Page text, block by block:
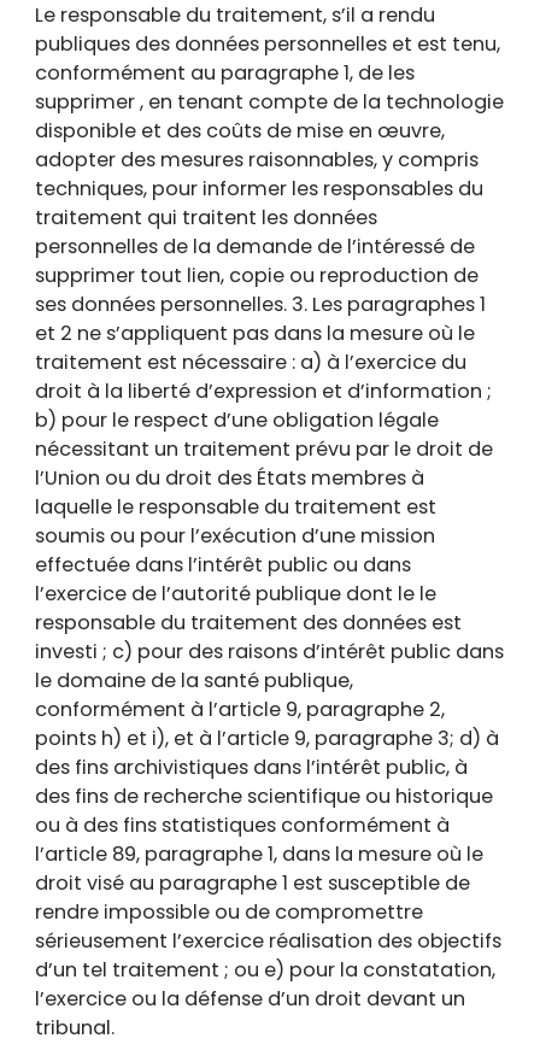
Le responsable du traitement, s’il a rendu
publiques des données personnelles et est tenu,
conformément au paragraphe 1, de les
supprimer , en tenant compte de la technologie
disponible et des coûts de mise en œuvre,
adopter des mesures raisonnables, y compris
techniques, pour informer les responsables du
traitement qui traitent les données
personnelles de la demande de l’intéressé de
supprimer tout lien, copie ou reproduction de
ses données personnelles. 3. Les paragraphes 1
et 2 ne s’appliquent pas dans la mesure où le
traitement est nécessaire : a) à l’exercice du
droit à la liberté d’expression et d’information ;
b) pour le respect d’une obligation légale
nécessitant un traitement prévu par le droit de
l’Union ou du droit des États membres à
laquelle le responsable du traitement est
soumis ou pour l’exécution d’une mission
effectuée dans l’intérêt public ou dans
l’exercice de l’autorité publique dont le le
responsable du traitement des données est
investi ; c) pour des raisons d’intérêt public dans
le domaine de la santé publique,
conformément à l’article 9, paragraphe 2,
points h) et i), et à l’article 9, paragraphe 3; d) à
des fins archivistiques dans l’intérêt public, à
des fins de recherche scientifique ou historique
ou à des fins statistiques conformément à
l’article 89, paragraphe 1, dans la mesure où le
droit visé au paragraphe 1 est susceptible de
rendre impossible ou de compromettre
sérieusement l’exercice réalisation des objectifs
d’un tel traitement ; ou e) pour la constatation,
l’exercice ou la défense d’un droit devant un
tribunal.